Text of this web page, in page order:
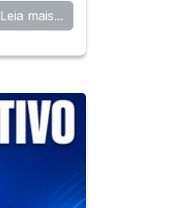
Leia mais...